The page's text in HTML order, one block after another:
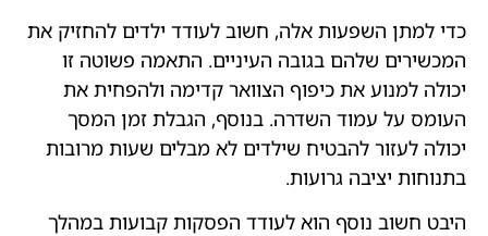
כדי למתן השפעות אלה, חשוב לעודד ילדים להחזיק את
המכשירים שלהם בגובה העיניים. התאמה פשוטה זו
יכולה למנוע את כיפוף הצוואר קדימה ולהפחית את
העומס על עמוד השדרה. בנוסף, הגבלת זמן המסך
יכולה לעזור להבטיח שילדים לא מבלים שעות מרובות
בתנוחות יציבה גרועות.
היבט חשוב נוסף הוא לעודד הפסקות קבועות במהלך